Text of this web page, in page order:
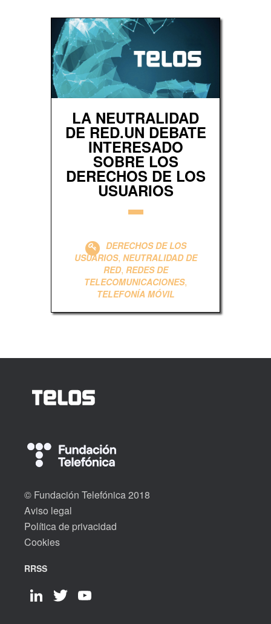
LA NEUTRALIDAD
DE RED.UN DEBATE
INTERESADO
SOBRE LOS
DERECHOS DE LOS
USUARIOS
DERECHOS DE LOS
USUARIOS, NEUTRALIDAD DE
RED, REDES DE
TELECOMUNICACIONES,
TELEFONÍA MÓVIL
© Fundación Telefónica 2018
Aviso legal
Política de privacidad
Cookies
RRSS
LinkedInTwitter